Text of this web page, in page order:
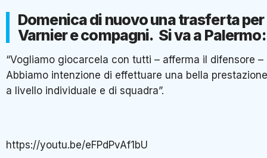
Domenica di nuovo una trasferta per
Varnier e compagni. Si va a Palermo:
“Vogliamo giocarcela con tutti – afferma il difensore –
Abbiamo intenzione di effettuare una bella prestazione
a livello individuale e di squadra”.
https://youtu.be/eFPdPvAf1bU